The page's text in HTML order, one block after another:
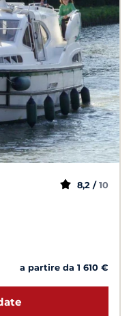
8,2 / 10
a partire da 1 610 €